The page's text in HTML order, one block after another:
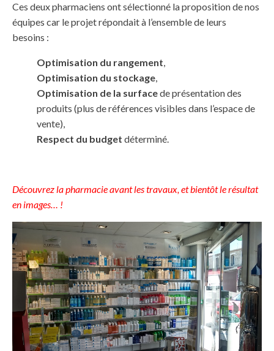
Ces deux pharmaciens ont sélectionné la proposition de nos
équipes car le projet répondait à l’ensemble de leurs
besoins :
Optimisation du rangement,
Optimisation du stockage,
Optimisation de la surfacede présentation des
produits (plus de références visibles dans l’espace de
vente),
Respect du budget déterminé.
Découvrez la pharmacie avant les travaux, et bientôt le résultat
en images… !